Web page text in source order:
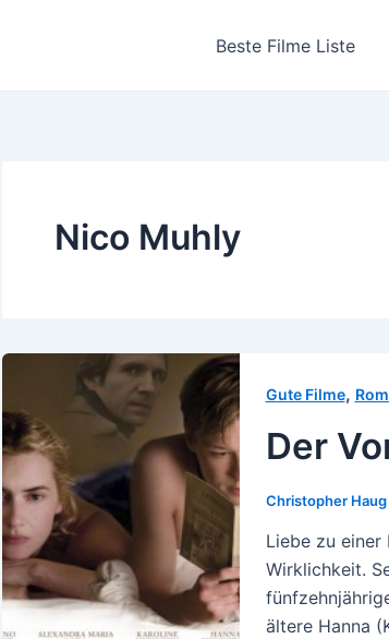
Beste Filme Liste
Nico Muhly
Gute Filme,
Der
Christopher Haug
Liebe zu
Wirklichkeit.
ältere Hanna